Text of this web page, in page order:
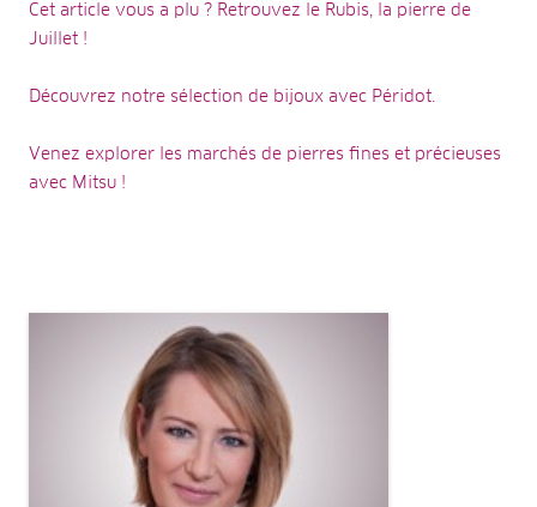
Cet article vous a plu ? Retrouvez le Rubis, la pierre de
Juillet !
Découvrez notre sélection de bijoux avec Péridot.
Venez explorer les marchés de pierres fines et précieuses
avec Mitsu !